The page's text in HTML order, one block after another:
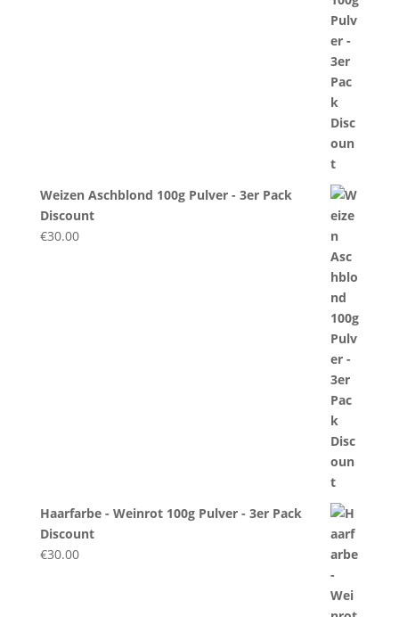
Weizen Aschblond 100g Pulver - 3er Pack
Discount
€30.00
Haarfarbe - Weinrot 100g Pulver - 3er Pack
Discount
€30.00